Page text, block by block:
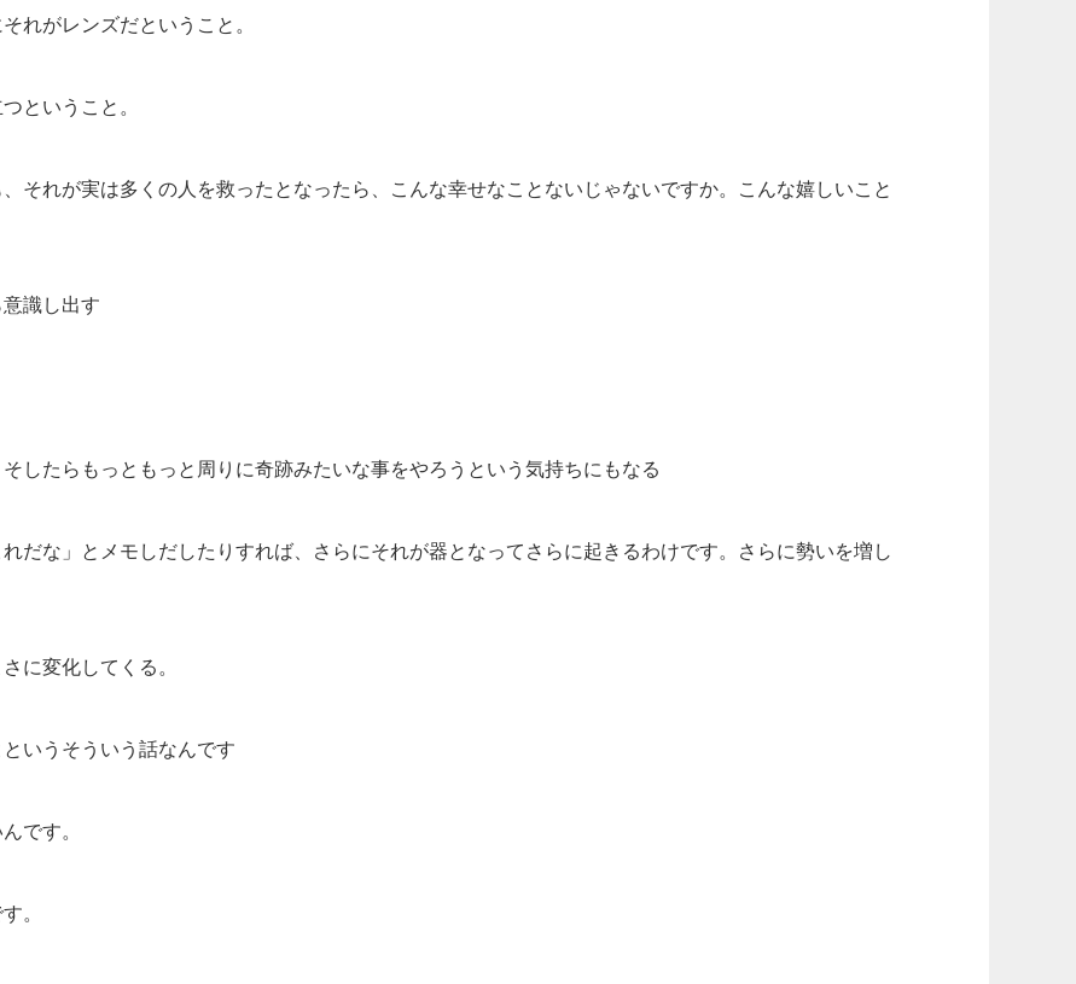
れがレンズだということ。
ということ。
それが実は多くの人を救ったとなったら、こんな幸せなことないじゃないですか。こんな嬉しいこと
識し出す
したらもっともっと周りに奇跡みたいな事をやろうという気持ちにもなる
だな」とメモしだしたりすれば、さらにそれが器となってさらに起きるわけです。さらに勢いを増し
に変化してくる。
いうそういう話なんです
です。
。